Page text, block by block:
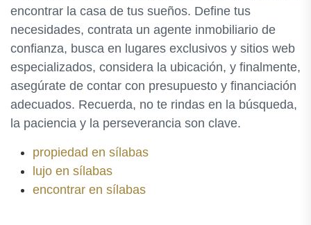
encontrar la casa de tus sueños. Define tus
necesidades, contrata un agente inmobiliario de
confianza, busca en lugares exclusivos y sitios web
especializados, considera la ubicación, y finalmente,
asegúrate de contar con presupuesto y financiación
adecuados. Recuerda, no te rindas en la búsqueda,
la paciencia y la perseverancia son clave.
propiedad en sílabas
lujo en sílabas
encontrar en sílabas